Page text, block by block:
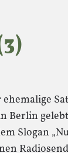
Berlin
Slogan